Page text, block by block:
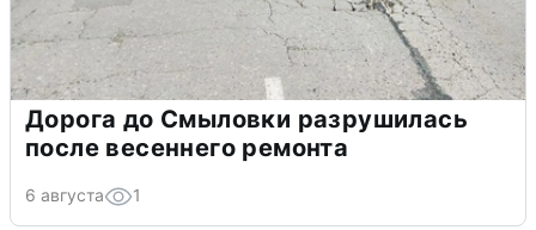
Дорога до Смыловки разрушилась
после весеннего ремонта
6 августа 1